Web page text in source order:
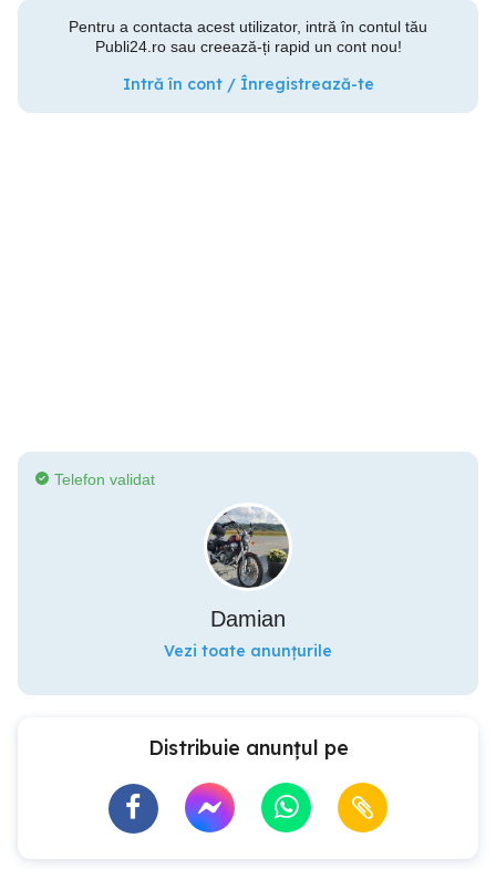
Pentru a contacta acest utilizator, intră în contul tău
Publi24.ro sau creează-ți rapid un cont nou!
Intră în cont / Înregistrează-te
Telefon validat
Damian
Vezi toate anunțurile
Distribuie anunțul pe